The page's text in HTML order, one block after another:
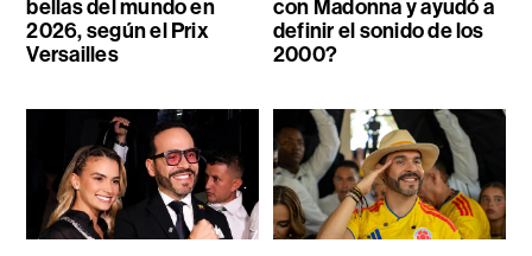
bellas del mundo en
2026, según el Prix
Versailles
con Madonna y ayudó a
definir el sonido de los
2000?